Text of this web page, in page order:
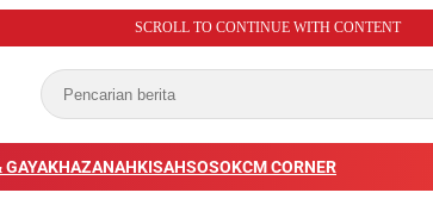
SCROLL TO CONTINUE WITH CONTENT
GAYAKHAZANAHKISAHSOSOKCM CORNER